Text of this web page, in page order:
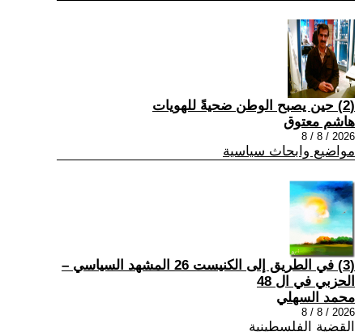
(2) حين يصبح الوطن ضحيةً للهويات
هاشم معتوق
2026 / 8 / 8
مواضيع وابحاث سياسية
(3) في الطريق إلى الكنيست 26 المشهد السياسي –
الحزبي في ال 48
محمد السهلي
2026 / 8 / 8
القضية الفلسطينية